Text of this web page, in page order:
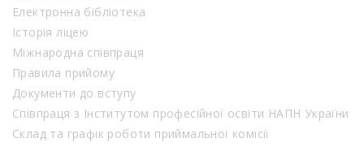
Електронна бібліотека
Історія ліцею
Міжнародна співпраця
Правила прийому
Документи до вступу
Співпраця з Інститутом професійної освіти НАПН України
Склад та графік роботи приймальної комісії